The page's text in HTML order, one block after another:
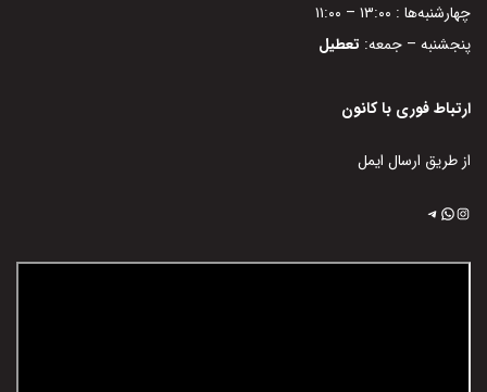
چهارشنبه‌ها : ۱۳:۰۰ – ۱۱:۰۰
پنجشنبه – جمعه: تعطیل
ارتباط فوری با کانون
از طریق ارسال ایمل
اینستاگرم
واتس‌اپ
تلگرام